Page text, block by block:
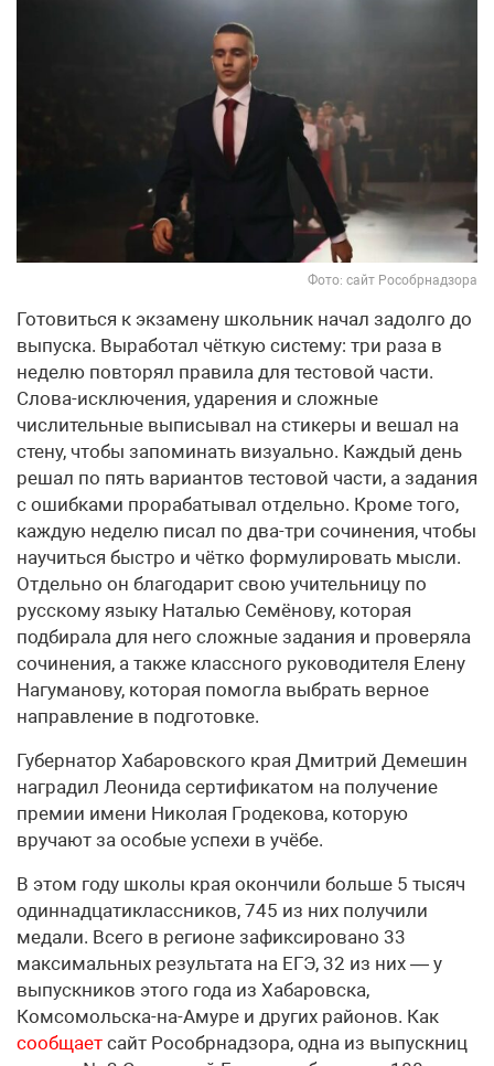
Фото: сайт Рособрнадзора
Готовиться к экзамену школьник начал задолго до
выпуска. Выработал чёткую систему: три раза в
неделю повторял правила для тестовой части.
Слова-исключения, ударения и сложные
числительные выписывал на стикеры и вешал на
стену, чтобы запоминать визуально. Каждый день
решал по пять вариантов тестовой части, а задания
с ошибками прорабатывал отдельно. Кроме того,
каждую неделю писал по два-три сочинения, чтобы
научиться быстро и чётко формулировать мысли.
Отдельно он благодарит свою учительницу по
русскому языку Наталью Семёнову, которая
подбирала для него сложные задания и проверяла
сочинения, а также классного руководителя Елену
Нагуманову, которая помогла выбрать верное
направление в подготовке.
Губернатор Хабаровского края Дмитрий Демешин
наградил Леонида сертификатом на получение
премии имени Николая Гродекова, которую
вручают за особые успехи в учёбе.
В этом году школы края окончили больше 5 тысяч
одиннадцатиклассников, 745 из них получили
медали. Всего в регионе зафиксировано 33
максимальных результата на ЕГЭ, 32 из них — у
выпускников этого года из Хабаровска,
Комсомольска-на-Амуре и других районов. Как
сообщает сайт Рособрнадзора, одна из выпускниц